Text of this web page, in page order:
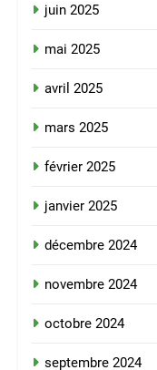
juin 2025
mai 2025
avril 2025
mars 2025
février 2025
janvier 2025
décembre 2024
novembre 2024
octobre 2024
septembre 2024